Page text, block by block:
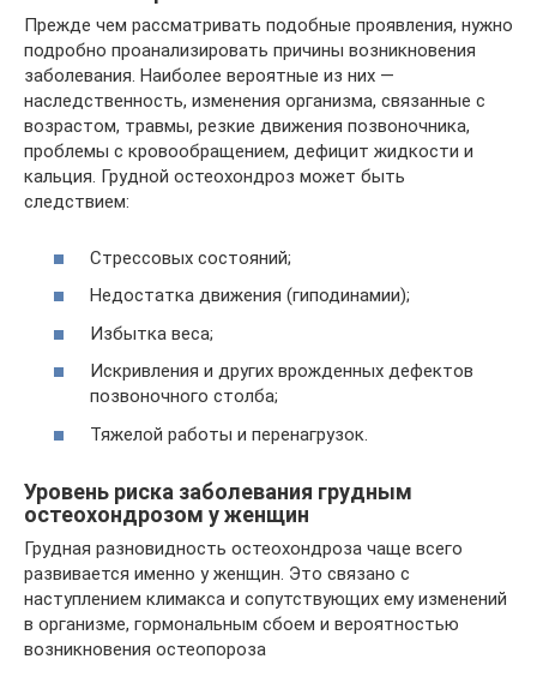
Прежде чем рассматривать подобные проявления, нужно
подробно проанализировать причины возникновения
заболевания. Наиболее вероятные из них —
наследственность, изменения организма, связанные с
возрастом, травмы, резкие движения позвоночника,
проблемы с кровообращением, дефицит жидкости и
кальция. Грудной остеохондроз может быть
следствием:
Стрессовых состояний;
Недостатка движения (гиподинамии);
Избытка веса;
Искривления и других врожденных дефектов
позвоночного столба;
Тяжелой работы и перенагрузок.
Уровень риска заболевания грудным
остеохондрозом у женщин
Грудная разновидность остеохондроза чаще всего
развивается именно у женщин. Это связано с
наступлением климакса и сопутствующих ему изменений
в организме, гормональным сбоем и вероятностью
возникновения остеопороза